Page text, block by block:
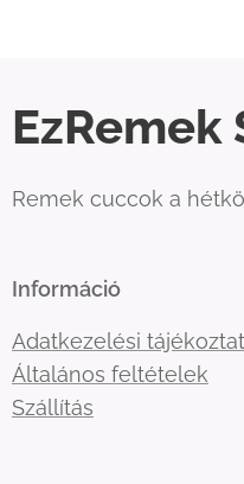
EzRemek
Remek cuccok a
Információ
Adatkezelési
Általános feltételek
Szállítás